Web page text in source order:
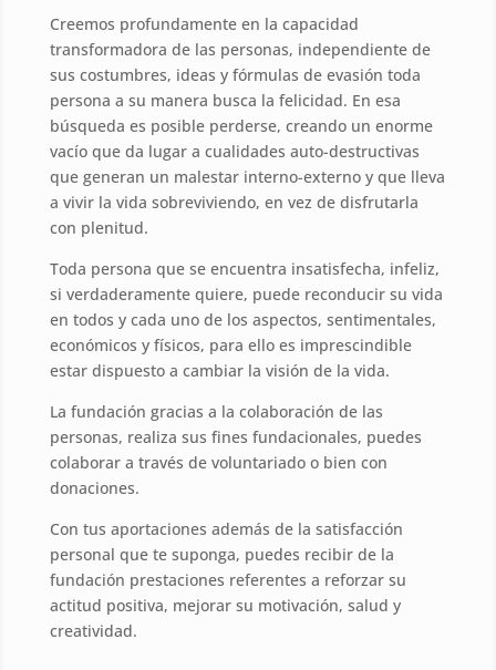
Creemos profundamente en la capacidad
transformadora de las personas, independiente de
sus costumbres, ideas y fórmulas de evasión toda
persona a su manera busca la felicidad. En esa
búsqueda es posible perderse, creando un enorme
vacío que da lugar a cualidades auto-destructivas
que generan un malestar interno-externo y que lleva
a vivir la vida sobreviviendo, en vez de disfrutarla
con plenitud.
Toda persona que se encuentra insatisfecha, infeliz,
si verdaderamente quiere, puede reconducir su vida
en todos y cada uno de los aspectos, sentimentales,
económicos y físicos, para ello es imprescindible
estar dispuesto a cambiar la visión de la vida.
La fundación gracias a la colaboración de las
personas, realiza sus fines fundacionales, puedes
colaborar a través de voluntariado o bien con
donaciones.
Con tus aportaciones además de la satisfacción
personal que te suponga, puedes recibir de la
fundación prestaciones referentes a reforzar su
actitud positiva, mejorar su motivación, salud y
creatividad.